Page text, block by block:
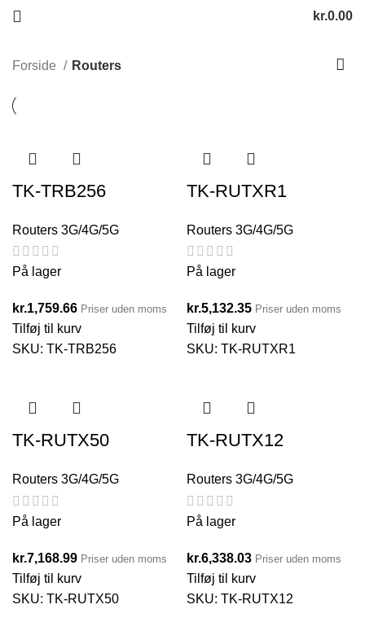
kr.0.00
Forside Routers
TK-TRB256
Routers 3G/4G/5G
På lager
kr.1,759.66 Priser uden moms
Tilføj til kurv
SKU: TK-TRB256
TK-RUTXR1
Routers 3G/4G/5G
På lager
kr.5,132.35 Priser uden moms
Tilføj til kurv
SKU: TK-RUTXR1
TK-RUTX50
Routers 3G/4G/5G
På lager
kr.7,168.99 Priser uden moms
Tilføj til kurv
SKU: TK-RUTX50
TK-RUTX12
Routers 3G/4G/5G
På lager
kr.6,338.03 Priser uden moms
Tilføj til kurv
SKU: TK-RUTX12